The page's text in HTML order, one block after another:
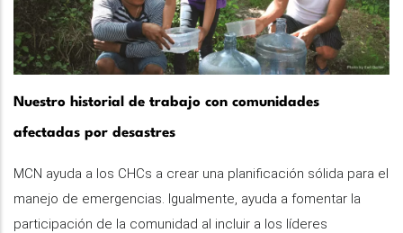
Nuestro historial de trabajo con comunidades
afectadas por desastres
MCN ayuda a los CHCs a crear una planificación sólida para el
manejo de emergencias. Igualmente, ayuda a fomentar la
participación de la comunidad al incluir a los líderes